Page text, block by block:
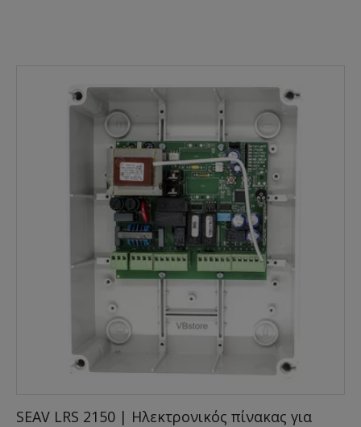
SEAV LRS 2150 | Ηλεκτρονικός πίνακας για